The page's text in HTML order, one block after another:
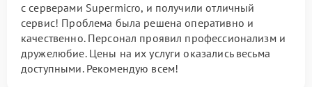
с серверами Supermicro, и получили отличный
сервис! Проблема была решена оперативно и
качественно. Персонал проявил профессионализм и
дружелюбие. Цены на их услуги оказались весьма
доступными. Рекомендую всем!